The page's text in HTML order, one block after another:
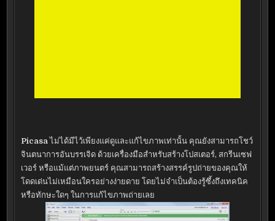
Picasa ไม่ได้มีไว้เพียงแค่ดูและแก้ไขภาพเท่านั้น คุณยังสามารถโชว์
จินตนาการอันบรรเจิด ด้วยเครื่องมือสำหรับสร้างโปสเตอร์, สกรีนเซฟ
เวอร์ หรือแม้แต่ภาพยนตร์ คุณสามารถสร้างสรรค์รูปถ่ายของคุณให้
โดดเด่นไม่เหมือนใครอย่างง่ายดาย โดยไม่จำเป็นต้องรู้ซึ้งถึงเทคนิค
หรือทักษะใดๆ ในการแก้ไขภาพถ่ายเลย